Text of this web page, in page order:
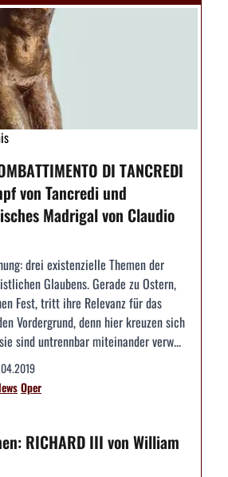
DI TANCREDI
von Tancredi und
Madrigal von Claudio
drei existenzielle Themen der
Glaubens. Gerade zu Ostern,
Fest, tritt ihre Relevanz für das
Vordergrund, denn hier kreuzen sich
sind untrennbar miteinander verw...
Oper
RICHARD III von William